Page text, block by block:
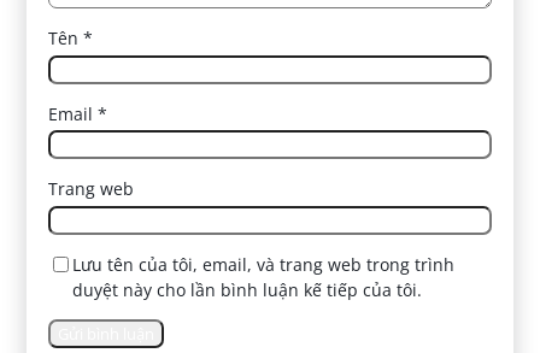
Tên*
Email*
Trang web
Lưu tên của tôi, email, và trang web trong trình
duyệt này cho lần bình luận kế tiếp của tôi.